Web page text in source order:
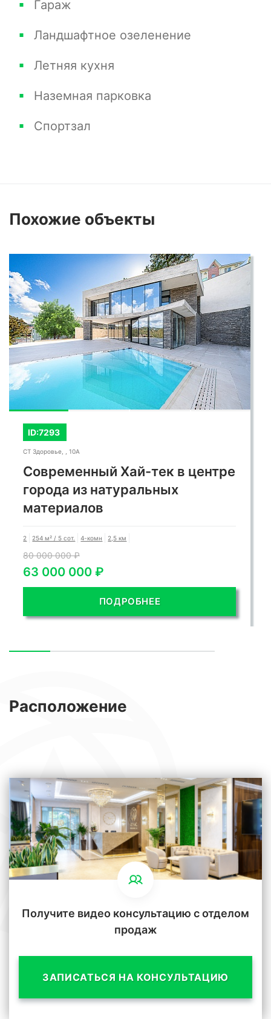
комнаты с туалетами.
бильярднаяи2 санузла.
Гараж
Ландшафтное озеленение
Летняя кухня
Наземная парковка
Спортзал
Похожие объекты
ID:7293
СТ Здоровье, , 10А
Современный Хай-тек в центре
города из натуральных
материалов
2 254 м² / 5 сот. 4-комн 2,5 км
80 000 000 ₽
63 000 000 ₽
ПОДРОБНЕЕ
Расположение
Получите видео консультацию с отделом
продаж
ЗАПИСАТЬСЯ НА КОНСУЛЬТАЦИЮ